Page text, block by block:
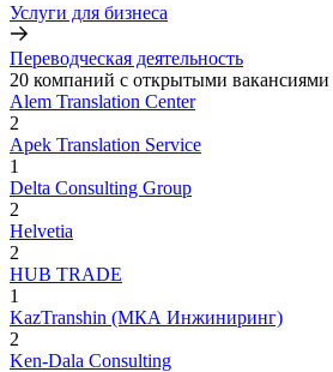
Услуги для бизнеса
Переводческая деятельность
20 компаний с открытыми вакансиями
Alem Translation Center
2
Apek Translation Service
1
Delta Consulting Group
2
Helvetia
2
HUB TRADE
1
KazTranshin (МКА Инжиниринг)
2
Ken-Dala Consulting